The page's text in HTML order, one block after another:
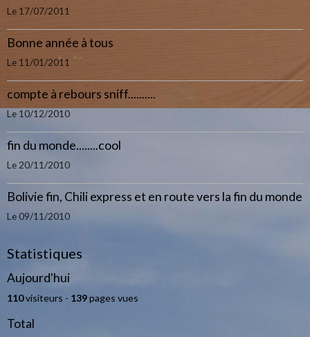
Le 17/07/2011
Bonne année à tous
Le 11/01/2011
compte à rebours sniff..........
Le 10/12/2010
fin du monde........cool
Le 20/11/2010
Bolivie fin, Chili express et en route vers la fin du monde
Le 09/11/2010
Statistiques
Aujourd'hui
110visiteurs - 139pages vues
Total